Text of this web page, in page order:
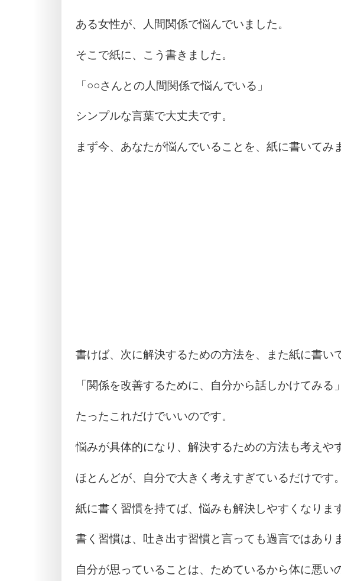
ある女性が、人間関係で悩んでいました。
そこで紙に、こう書きました。
「○○さんとの人間関係で悩んでいる」
シンプルな言葉で大丈夫です。
まず今、あなたが悩んでいることを、紙に書いてみ
書けば、次に解決するための方法を、また紙に書い
「関係を改善するために、自分から話しかけてみる」
たったこれだけでいいのです。
悩みが具体的になり、解決するための方法も考えや
ほとんどが、自分で大きく考えすぎているだけです。
紙に書く習慣を持てば、悩みも解決しやすくなりま
書く習慣は、吐き出す習慣と言っても過言ではあり
自分が思っていることは、ためているから体に悪い